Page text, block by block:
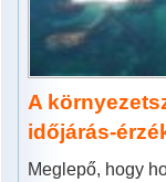
A
időjárás-
Meglepő, hogy